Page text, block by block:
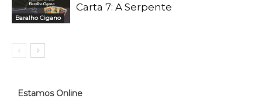
Baralho Cigano
Carta 7: A Serpente
Estamos Online